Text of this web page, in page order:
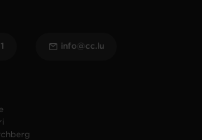
info@cc.lu